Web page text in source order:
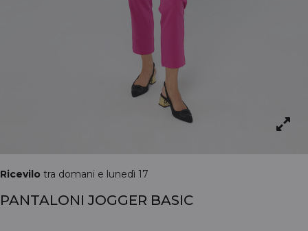
Ricevilo tra domani e lunedì 17
PANTALONI JOGGER BASIC